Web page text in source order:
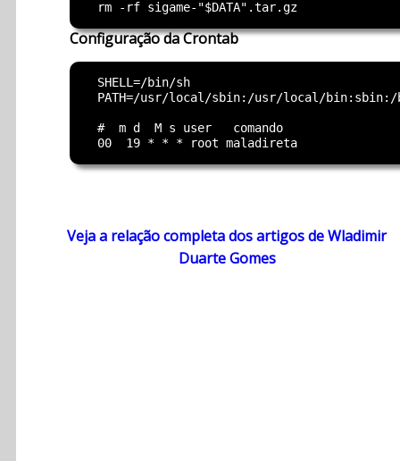
Configuração da Crontab
  SHELL=/bin/sh
PATH=/usr/local/sbin:/usr/local/
  #  m d  M s user   comando
Veja a relação completa dos artigos de Wladimir
Duarte Gomes